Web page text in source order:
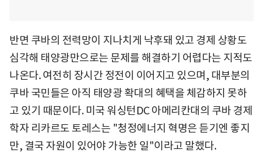
반면 쿠바의 전력망이 지나치게 낙후돼 있고 경제 상황도
심각해 태양광만으로는 문제를 해결하기 어렵다는 지적도
나온다. 여전히 장시간 정전이 이어지고 있으며, 대부분의
쿠바 국민들은 아직 태양광 확대의 혜택을 체감하지 못하
고 있기 때문이다. 미국 워싱턴DC 아메리칸대의 쿠바 경제
학자 리카르도 토레스는 "청정에너지 혁명은 듣기엔 좋지
만, 결국 자원이 있어야 가능한 일"이라고 말했다.